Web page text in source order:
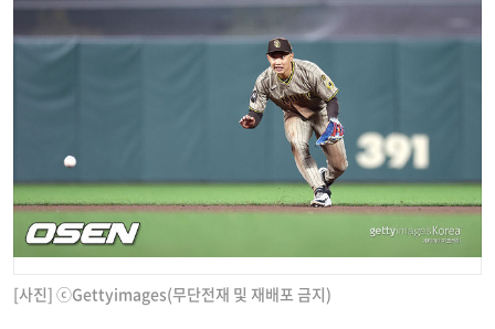
[사진] ⓒGettyimages(무단전재 및 재배포 금지)